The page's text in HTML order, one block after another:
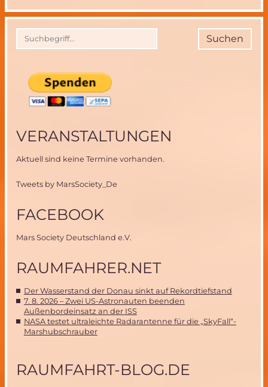
Night
2019
Suchen
VERANSTALTUNGEN
Aktuell sind keine Termine vorhanden.
Tweets by MarsSociety_De
FACEBOOK
Mars Society Deutschland e.V.
RAUMFAHRER.NET
Der Wasserstand der Donau sinkt auf Rekordtiefstand
7. 8. 2026 – Zwei US-Astronauten beenden
Außenbordeinsatz an der ISS
NASA testet ultraleichte Radarantenne für die „SkyFall“-
Marshubschrauber
RAUMFAHRT-BLOG.DE